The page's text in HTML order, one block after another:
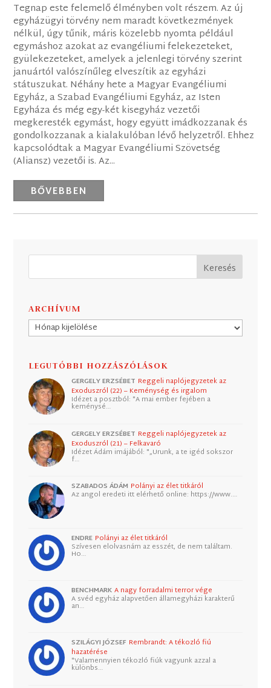
Tegnap este felemelő élményben volt részem. Az új
egyházügyi törvény nem maradt következmények
nélkül, úgy tűnik, máris közelebb nyomta például
egymáshoz azokat az evangéliumi felekezeteket,
gyülekezeteket, amelyek a jelenlegi törvény szerint
januártól valószínűleg elveszítik az egyházi
státuszukat. Néhány hete a Magyar Evangéliumi
Egyház, a Szabad Evangéliumi Egyház, az Isten
Egyháza és még egy-két kisegyház vezetői
megkeresték egymást, hogy együtt imádkozzanak és
gondolkozzanak a kialakulóban lévő helyzetről. Ehhez
kapcsolódtak a Magyar Evangéliumi Szövetség
(Aliansz) vezetői is. Az...
BŐVEBBEN
ARCHÍVUM
Archívum
LEGUTÓBBI HOZZÁSZÓLÁSOK
GERGELY ERZSÉBET Reggeli naplójegyzetek az
Exoduszról (22) – Keménység és irgalom
Idézet a posztból: "A mai ember fejében a
keménysé…
GERGELY ERZSÉBET Reggeli naplójegyzetek az
Exoduszról (21) – Felkavaró
Idézet Ádám imájából: "„Urunk, a te igéd sokszor
f…
SZABADOS ÁDÁM Polányi az élet titkáról
Az angol eredeti itt elérhető online: https://www.…
ENDRE Polányi az élet titkáról
Szívesen elolvasnám az esszét, de nem találtam.
Ho…
BENCHMARK A nagy forradalmi terror vége
A svéd egyház alapvetően államegyházi karakterű
an…
SZILÁGYI JÓZSEF Rembrandt: A tékozló fiú
hazatérése
"Valamennyien tékozló fiúk vagyunk azzal a
különbs…